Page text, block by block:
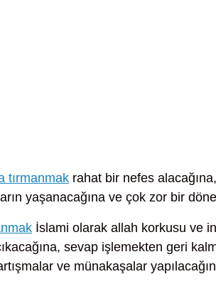
tırmanmak rahat bir nefes
yaşanacağına ve çok zor bir
İslami olarak allah korkusu ve
sevap işlemekten geri
ve münakaşalar